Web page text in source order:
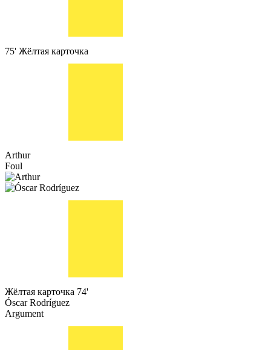
75' Жёлтая карточка
Arthur
Foul
Жёлтая карточка 74'
Óscar Rodríguez
Argument